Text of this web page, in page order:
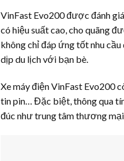
VinFast Evo200 được đánh
có hiệu suất cao, cho quãng
không chỉ đáp ứng tốt nhu
dịp du lịch với bạn bè.
Xe máy điện VinFast Evo200
tin pin… Đặc biệt, thông qua
đúc như trung tâm thương